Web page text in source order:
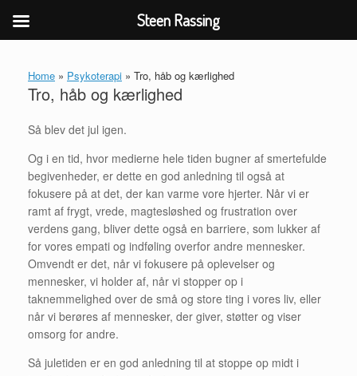
indholdHome » Psykoterapi » Tro, håb og kærlighed
Tro, håb og kærlighed
Så blev det jul igen.
Og i en tid, hvor medierne hele tiden bugner af smertefulde
begivenheder, er dette en god anledning til også at
fokusere på at det, der kan varme vore hjerter. Når vi er
ramt af frygt, vrede, magtesløshed og frustration over
verdens gang, bliver dette også en barriere, som lukker af
for vores empati og indføling overfor andre mennesker.
Omvendt er det, når vi fokusere på oplevelser og
mennesker, vi holder af, når vi stopper op i
taknemmelighed over de små og store ting i vores liv, eller
når vi berøres af mennesker, der giver, støtter og viser
omsorg for andre.
Så juletiden er en god anledning til at stoppe op midt i
Steen Rassing